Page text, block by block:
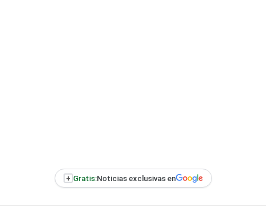
+ Gratis:Noticias exclusivas en